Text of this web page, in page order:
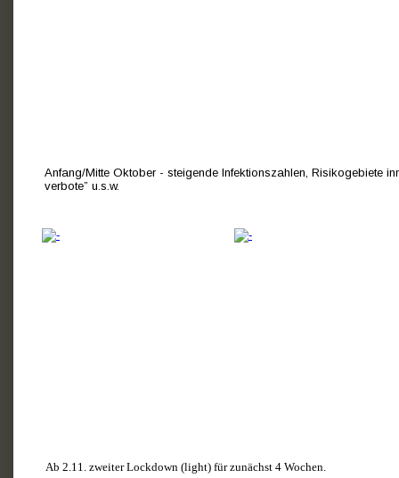
Anfang/Mitte Oktober - steigende Infektionszahlen, Risikogebiete
verbote” u.s.w.
Ab 2.11. zweiter Lockdown (light) für zunächst 4 Wochen.